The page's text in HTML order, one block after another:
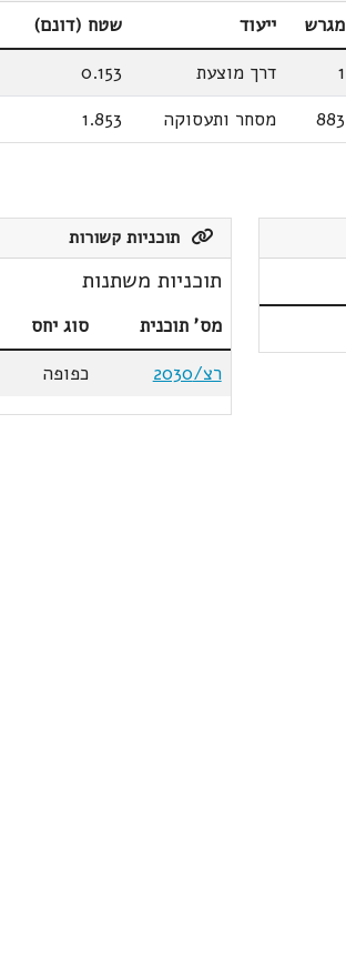
מגרש ייעוד שטח (דונם)
1
דרך מוצעת
0.153
883
מסחר ותעסוקה 1.853
תוכניות קשורות
תוכניות משתנות
מס' תוכנית סוג יחס
רצ/2030
כפופה